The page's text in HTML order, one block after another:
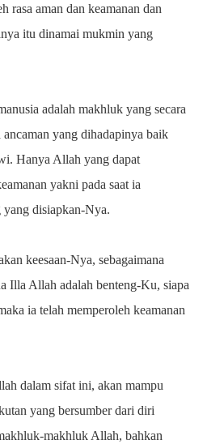
rasa aman dan keamanan dan
itu dinamai mukmin yang
adalah makhluk yang secara
yang dihadapinya baik
Hanya Allah yang dapat
yakni pada saat ia
yang disiapkan-Nya.
keesaan-Nya, sebagaimana
Illa Allah adalah benteng-Ku, siapa
ia telah memperoleh keamanan
dalam sifat ini, akan mampu
yang bersumber dari diri
makhluk Allah, bahkan